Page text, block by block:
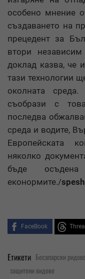
особено мнение
създаването на
прецедент за
втори
доклад казва, че
тази технологии
околната
съобрази с
последва
среда и водите,
Европейската
няколко
бъде
еконормите./
FaceBook
Етикети Бесапарски ридове
защитени видове